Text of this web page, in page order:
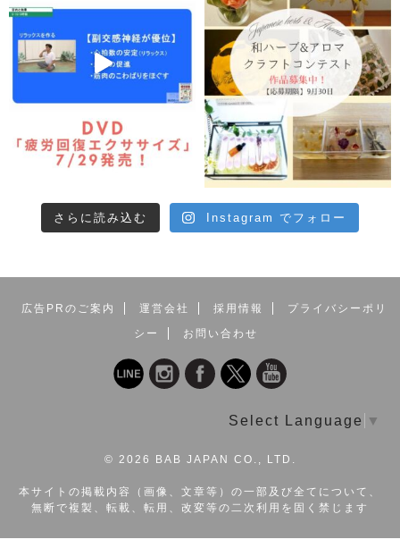
さらに読み込む Instagram でフォロー
広告PRのご案内 運営会社 採用情報
プライバシーポリ
シー
お問い合わせ
Select Language ▼
© 2026 BAB JAPAN CO., LTD.
本サイトの掲載内容（画像、文章等）の一部及び全てについて、
無断で複製、転載、転用、改変等の二次利用を固く禁じます